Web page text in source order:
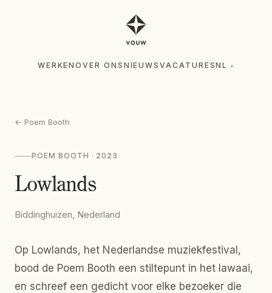
WERKENOVER ONS NIEUWSVACATURESNL ▾
← Poem Booth
POEM BOOTH · 2023
Lowlands
Biddinghuizen, Nederland
Op Lowlands, het Nederlandse muziekfestival,
bood de Poem Booth een stiltepunt in het lawaai,
en schreef een gedicht voor elke bezoeker die